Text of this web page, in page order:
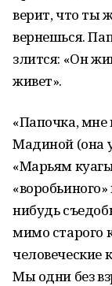
верит, что ты
вернешься.
злится: «Он
живет».
«Папочка, мне
Мадиной (она
«Марьям
нибудь
мимо старого
человеческие
Мы одни без